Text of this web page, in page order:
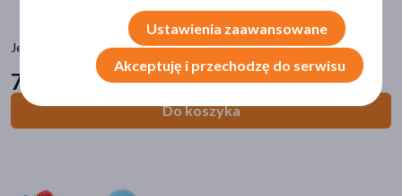
Jellystone Designs, butelka sensoryczna DIY, granatowa, 1 szt.
76
Do koszyka
Ustawienia zaawansowane
Akceptuję i przechodzę do serwisu